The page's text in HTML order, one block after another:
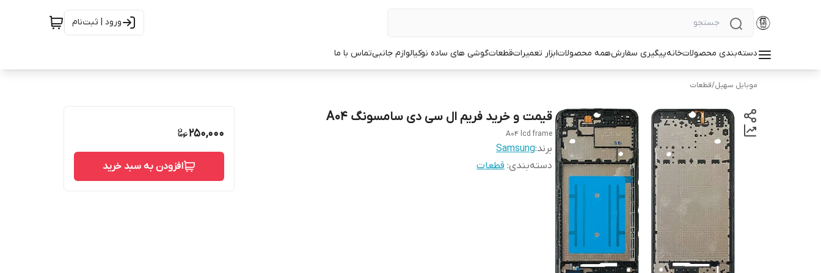
ورود | ثبت‌نام
دسته‌بندی محصولاتخانهپیگیری سفارشهمه محصولاتابزار تعمیراتقطعاتگوشی های ساده نوکیالوازم جانبیتماس با ما
موبایل سهیل/قطعات
قیمت و خرید فریم ال سی دی سامسونگ A04
A04 lcd frame
برند:Samsung
دسته‌بندی: قطعات
250,000
افزودن به سبد خرید